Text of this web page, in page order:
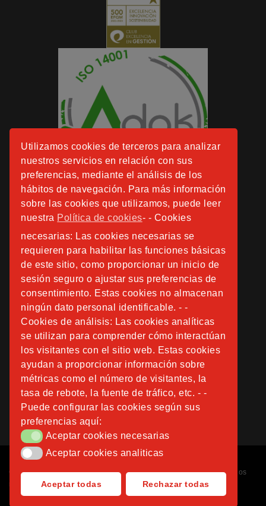
Utilizamos cookies de terceros para analizar
nuestros servicios en relación con sus
preferencias, mediante el análisis de los
hábitos de navegación. Para más información
sobre las cookies que utilizamos, puede leer
nuestra Política de cookies- - Cookies
necesarias: Las cookies necesarias se
requieren para habilitar las funciones básicas
de este sitio, como proporcionar un inicio de
sesión seguro o ajustar sus preferencias de
consentimiento. Estas cookies no almacenan
ningún dato personal identificable. - -
Cookies de análisis: Las cookies analíticas
se utilizan para comprender cómo interactúan
los visitantes con el sitio web. Estas cookies
ayudan a proporcionar información sobre
métricas como el número de visitantes, la
tasa de rebote, la fuente de tráfico, etc. - -
Puede configurar las cookies según sus
preferencias aquí:
Aceptar cookies necesarias
Aceptar cookies necesarias
Aceptar cookies analiticas
Aceptar cookies analiticas
Aceptar todas Rechazar todas
Copyright © 2026Fundación Instituto San José. Todos los derechos
reservados.
Diseñado porNubemedia.